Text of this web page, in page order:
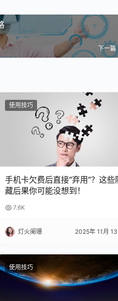
下一篇
使用技巧
手机卡欠费后直接“弃用”？这些
藏后果你可能没想到！
7.6K
灯火阑珊 2025年 11月
使用技巧